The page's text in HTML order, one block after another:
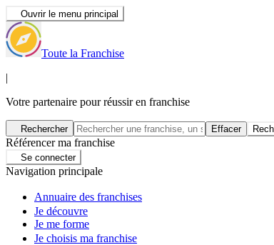
Ouvrir le menu principal
Toute la Franchise
|
Votre partenaire pour réussir en franchise
Rechercher Effacer
Référencer ma franchise
Se connecter
Navigation principale
Annuaire des franchises
Je découvre
Je me forme
Je choisis ma franchise